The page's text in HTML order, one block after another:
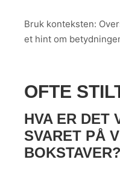
Bruk konteksten:
et hint om
OFTE
HVA ER DET
SVARET PÅ
BOKSTAVER?